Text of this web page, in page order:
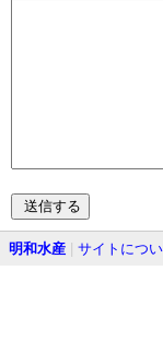
明和水産 サイトにつ